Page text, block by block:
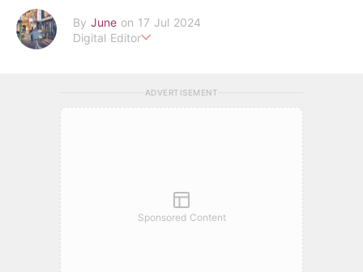
By June on 17 Jul 2024
Digital Editor
june.huang@poplady-mag.comADVERTISEMENT
Sponsored Content